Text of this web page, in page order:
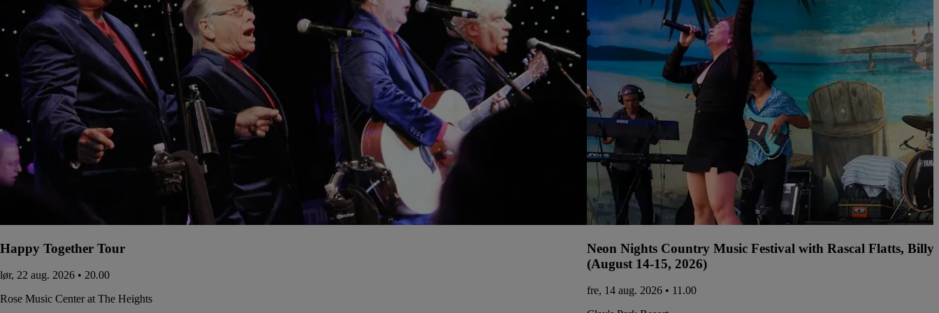
Happy Together Tour
lør, 22 aug. 2026 • 20.00
Rose Music Center at The Heights
Neon Nights Country Music Festival with Rascal Flatts,
(August 14-15, 2026)
fre, 14 aug. 2026 • 11.00